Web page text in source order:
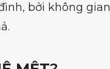
bởi không gian